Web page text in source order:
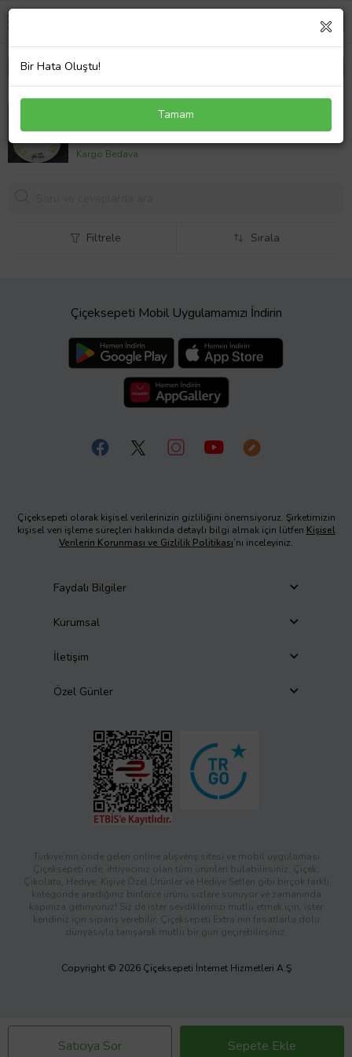
TEBAK COLLECTİON İSİMLİ 5 PARÇA PORSELEN
KÜÇÜK PRENS DESENLİ ÇOCUK YEMEK TAKIMI
2300,00 TL
Kargo Bedava
Satıcıya Sor Sepete Ekle
Filtrele Sırala
Çiçeksepeti Mobil Uygulamamızı İndirin
Çiçeksepeti olarak kişisel verilerinizin gizliliğini önemsiyoruz. Şirketimizin
kişisel veri işleme süreçleri hakkında detaylı bilgi almak için lütfen Kişisel
Verilerin Korunması ve Gizlilik Politikası’nı inceleyiniz.
Faydalı Bilgiler
Kurumsal
İletişim
Özel Günler
Türkiye’nin önde gelen online alışveriş sitesi ve mobil uygulaması
Çiçeksepeti’nde, ihtiyacınız olan tüm ürünleri bulabilirsiniz. Çiçek,
Çikolata, Hediye, Kişiye Özel Ürünler ve Hediye Setleri gibi birçok farklı
kategoride aradığınız binlerce ürünü sizlere sunuyor ve zamanında
kapınıza getiriyoruz! Siz de ister sevdiklerinizi mutlu etmek için, ister
kendiniz için sipariş verebilir; Çiçeksepeti Extra’nın fırsatlarla dolu
dünyasıyla tanışarak mutlu bir gün geçirebilirsiniz.
Copyright © 2026 Çiçeksepeti İnternet Hizmetleri A.Ş
Bir Hata Oluştu!
Tamam